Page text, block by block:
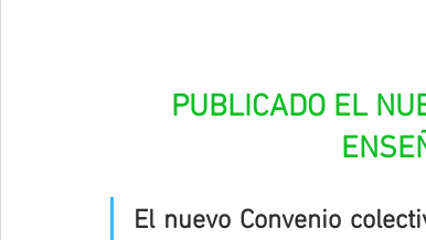
PUBLICADO EL
El nuevo Convenio